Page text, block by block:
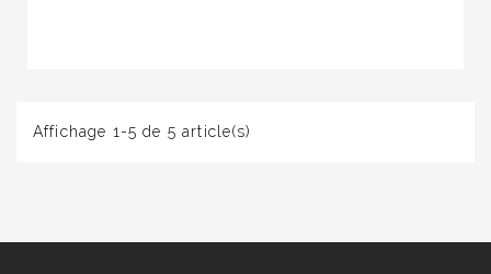
Affichage 1-5 de 5 article(s)